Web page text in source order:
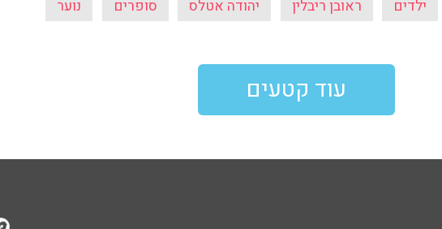
ילדים ראובן ריבלין יהודה אטלס סופרים נוער
עוד קטעים